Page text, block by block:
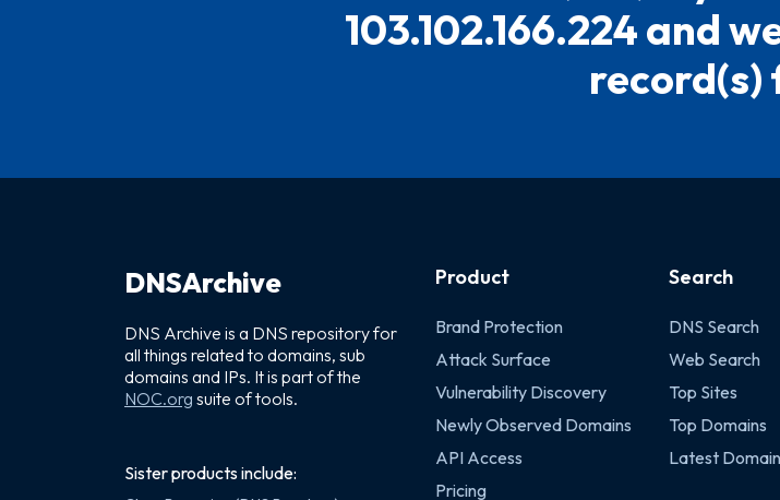
103.102.166.224 and
record(s)
DNSArchive
DNS Archive is a DNS repository for
all things related to domains, sub
domains and IPs. It is part of the
NOC.org suite of tools.
Sister products include:
Product
Brand Protection
Attack Surface
Vulnerability Discovery
Newly Observed Domains
API Access
Pricing
Search
DNS Search
Web Search
Top Sites
Top Domains
Latest